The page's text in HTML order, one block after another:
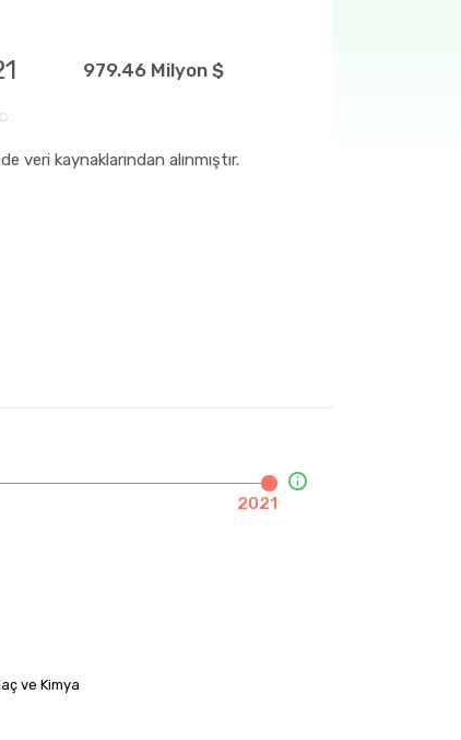
979.46 Milyon $
veri kaynaklarından alınmıştır.
2021
ve Kimya